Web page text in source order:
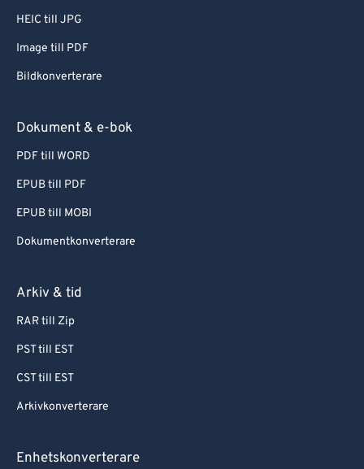
HEIC till JPG
Image till PDF
Bildkonverterare
Dokument & e-bok
PDF till WORD
EPUB till PDF
EPUB till MOBI
Dokumentkonverterare
Arkiv & tid
RAR till Zip
PST till EST
CST till EST
Arkivkonverterare
Enhetskonverterare